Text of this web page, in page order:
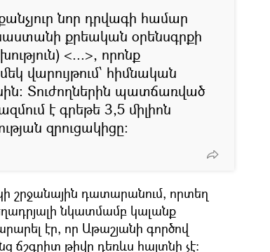
նոր դրվագի համար
քրեական օրենսգրքի
<...>, որոնք
վարույթում՝ հիմնական
Տուժողներին պատճառված
է գրեթե 3,5 միլիոն
զրուցակիցը։
շրջանային դատարանում, որտեղ
նկատմամբ կալանք
էր, որ Աթաշյանի գործով
ճշգրիտ թիվը դեռևս հայտնի չէ։